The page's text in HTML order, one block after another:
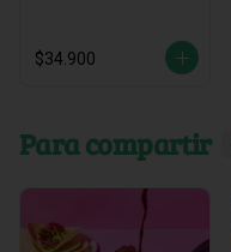
$34.900
Para compartir